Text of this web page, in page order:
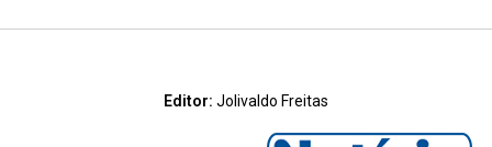
Editor: Jolivaldo Freitas